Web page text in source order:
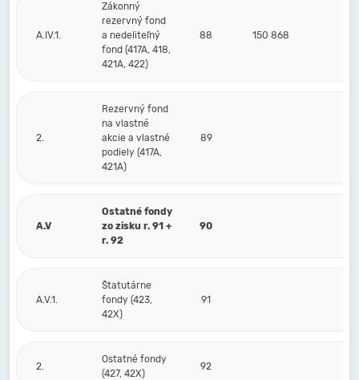
A.IV.1.
Zákonný
rezervný fond
a nedeliteľný
fond (417A, 418,
421A, 422)
88 150 868
2.
Rezervný fond
na vlastné
akcie a vlastné
podiely (417A,
421A)
89
A.V
Ostatné fondy
zo zisku r. 91 +
r. 92
90
A.V.1.
Štatutárne
fondy (423,
42X)
91
2.
Ostatné fondy
(427, 42X)
92